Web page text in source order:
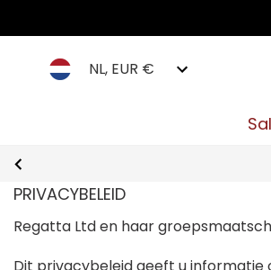
NL, EUR €
PRIVACYBELEID
Regatta Ltd en haar